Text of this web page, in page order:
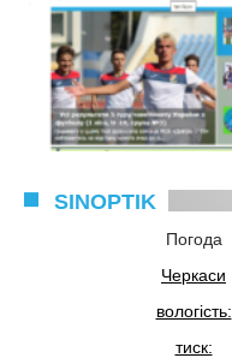
SINOPTIK
Погода
Черкаси
вологість:
тиск: